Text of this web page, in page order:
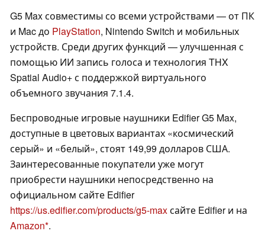
G5 Max совместимы со всеми устройствами — от ПК
и Mac до PlayStation, Nintendo Switch и мобильных
устройств. Среди других функций — улучшенная с
помощью ИИ запись голоса и технология THX
Spatial Audio+ с поддержкой виртуального
объемного звучания 7.1.4.
Беспроводные игровые наушники Edifier G5 Max,
доступные в цветовых вариантах «космический
серый» и «белый», стоят 149,99 долларов США.
Заинтересованные покупатели уже могут
приобрести наушники непосредственно на
официальном сайте Edifier
https://us.edifier.com/products/g5-maxсайте Edifier и на
Amazon .